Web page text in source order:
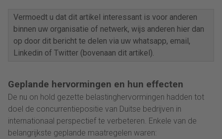
Vermoedt u dat dit artikel interessant is voor anderen
binnen uw organisatie of netwerk, wijs anderen hier dan
op door dit bericht te delen via uw whatsapp, email,
Linkedin of Twitter (bovenaan dit artikel).
Geplande hervormingen en hun effecten
De nu on hold gezette belastinghervormingen hadden tot
doel de concurrentiepositie van Duitse bedrijven in
internationaal perspectief te verbeteren. Enkele van de
belangrijkste geplande maatregelen waren: